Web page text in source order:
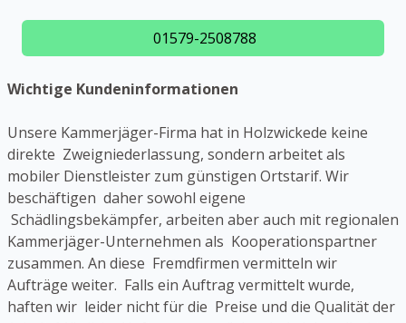
01579-2508788
Wichtige Kundeninformationen
Unsere Kammerjäger-Firma hat in Holzwickede keine
direkte Zweigniederlassung, sondern arbeitet als
mobiler Dienstleister zum günstigen Ortstarif. Wir
beschäftigen daher sowohl eigene
Schädlingsbekämpfer, arbeiten aber auch mit regionalen
Kammerjäger-Unternehmen als Kooperationspartner
zusammen. An diese Fremdfirmen vermitteln wir
Aufträge weiter. Falls ein Auftrag vermittelt wurde,
haften wir leider nicht für die Preise und die Qualität der